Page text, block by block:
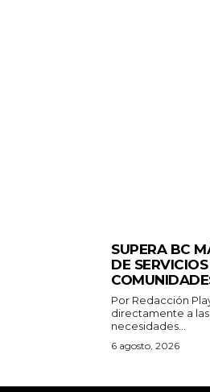
SUPERA BC
DE
Por Redacción Playas de Rosarito.- La salud llega
directamente a
necesidades...
6 agosto, 2026